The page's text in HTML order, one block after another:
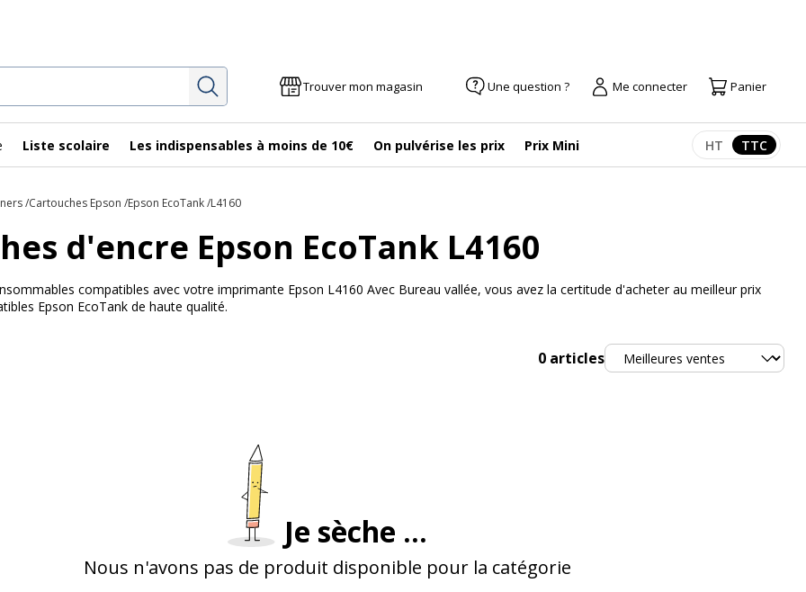
Rechercher Trouver mon magasin Une question ? Me connecter Panier
Liste scolaire Les indispensables à moins de 10€ On pulvérise les prix Prix Mini Afficher les
HT TTC
Cartouches Epson Epson EcoTank L4160
d'encre Epson EcoTank L4160
compatibles avec votre imprimante Epson L4160 Avec Bureau vallée, vous avez la certitude d'acheter au meilleur prix
Epson EcoTank de haute qualité.
0 articlesTrier
Je sèche ...
Nous n'avons pas de produit disponible pour la catégorie